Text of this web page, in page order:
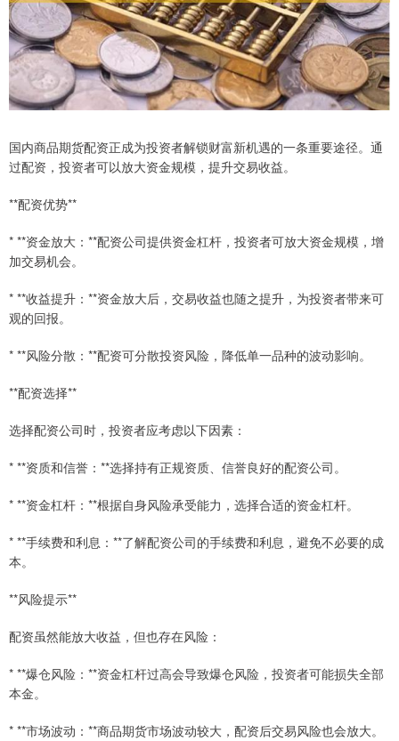
国内商品期货配资正成为投资者解锁财富新机遇的一条重要途径。通
过配资，投资者可以放大资金规模，提升交易收益。
**配资优势**
* **资金放大：**配资公司提供资金杠杆，投资者可放大资金规模，增
加交易机会。
* **收益提升：**资金放大后，交易收益也随之提升，为投资者带来可
观的回报。
* **风险分散：**配资可分散投资风险，降低单一品种的波动影响。
**配资选择**
选择配资公司时，投资者应考虑以下因素：
* **资质和信誉：**选择持有正规资质、信誉良好的配资公司。
* **资金杠杆：**根据自身风险承受能力，选择合适的资金杠杆。
* **手续费和利息：**了解配资公司的手续费和利息，避免不必要的成
本。
**风险提示**
配资虽然能放大收益，但也存在风险：
* **爆仓风险：**资金杠杆过高会导致爆仓风险，投资者可能损失全部
本金。
* **市场波动：**商品期货市场波动较大，配资后交易风险也会放大。